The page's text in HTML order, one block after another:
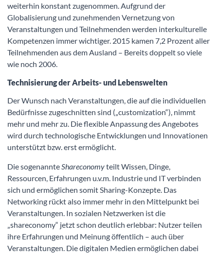
weiterhin konstant zugenommen. Aufgrund der
Globalisierung und zunehmenden Vernetzung von
Veranstaltungen und Teilnehmenden werden interkulturelle
Kompetenzen immer wichtiger. 2015 kamen 7,2 Prozent aller
Teilnehmenden aus dem Ausland – Bereits doppelt so viele
wie noch 2006.
Technisierung der Arbeits- und Lebenswelten
Der Wunsch nach Veranstaltungen, die auf die individuellen
Bedürfnisse zugeschnitten sind („customization“), nimmt
mehr und mehr zu. Die flexible Anpassung des Angebotes
wird durch technologische Entwicklungen und Innovationen
unterstützt bzw. erst ermöglicht.
Die sogenannte Shareconomyteilt Wissen, Dinge,
Ressourcen, Erfahrungen u.v.m. Industrie und IT verbinden
sich und ermöglichen somit Sharing-Konzepte. Das
Networking rückt also immer mehr in den Mittelpunkt bei
Veranstaltungen. In sozialen Netzwerken ist die
„shareconomy“ jetzt schon deutlich erlebbar: Nutzer teilen
ihre Erfahrungen und Meinung öffentlich – auch über
Veranstaltungen. Die digitalen Medien ermöglichen dabei